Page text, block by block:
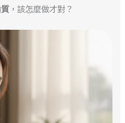
，該怎麼做才對？